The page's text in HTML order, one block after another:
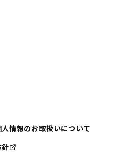
情報のお取扱いについて